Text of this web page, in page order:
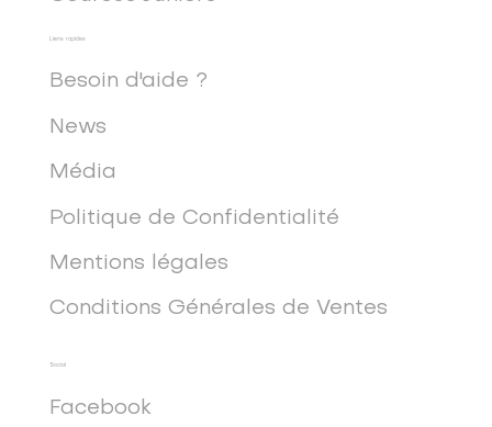
Liens rapides
Besoin d'aide ?
News
Média
Mentions légales
Politique de Confidentialité
Conditions Générales de Ventes
Social
Facebook